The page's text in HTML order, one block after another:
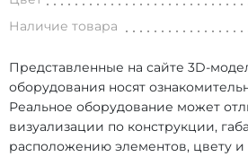
Наличие товара
Представленные на сайте 3D-
оборудования носят
Реальное оборудование может
визуализации по конструкции,
расположению элементов, цвету